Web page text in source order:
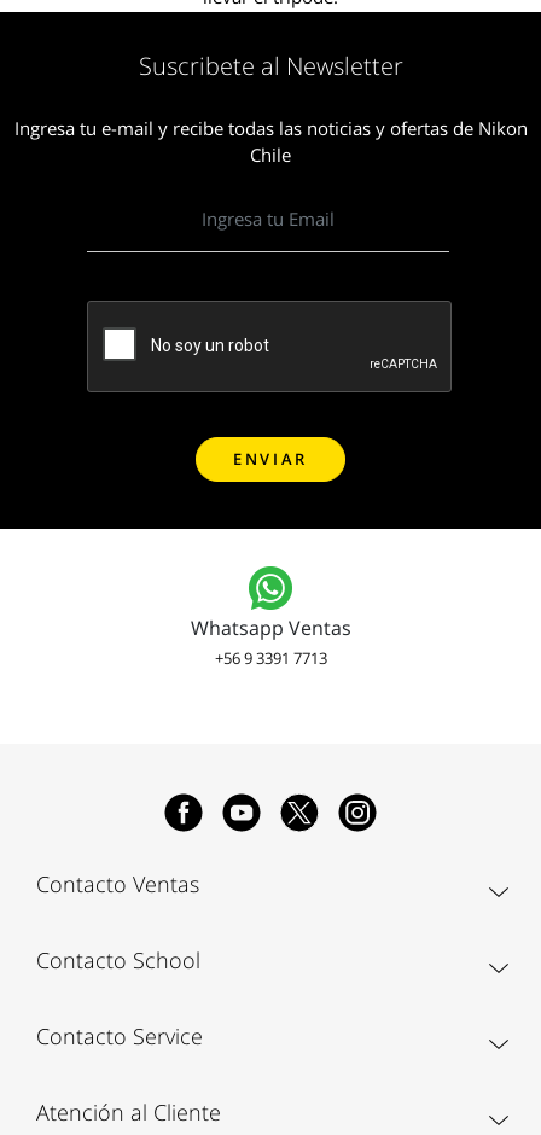
Suscribete al Newsletter
Ingresa tu e-mail y recibe todas las noticias y ofertas de Nikon
Chile
Whatsapp Ventas
+56 9 3391 7713
Contacto Ventas
Contacto School
Contacto Service
Atención al Cliente